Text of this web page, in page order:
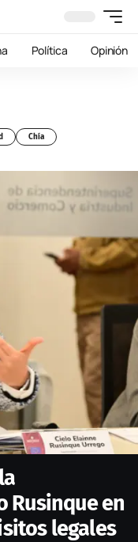
Política Opinión
Chía
Rusinque en
legales